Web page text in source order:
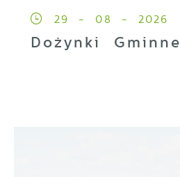
29 - 08 - 2026
Dożynki Gminne